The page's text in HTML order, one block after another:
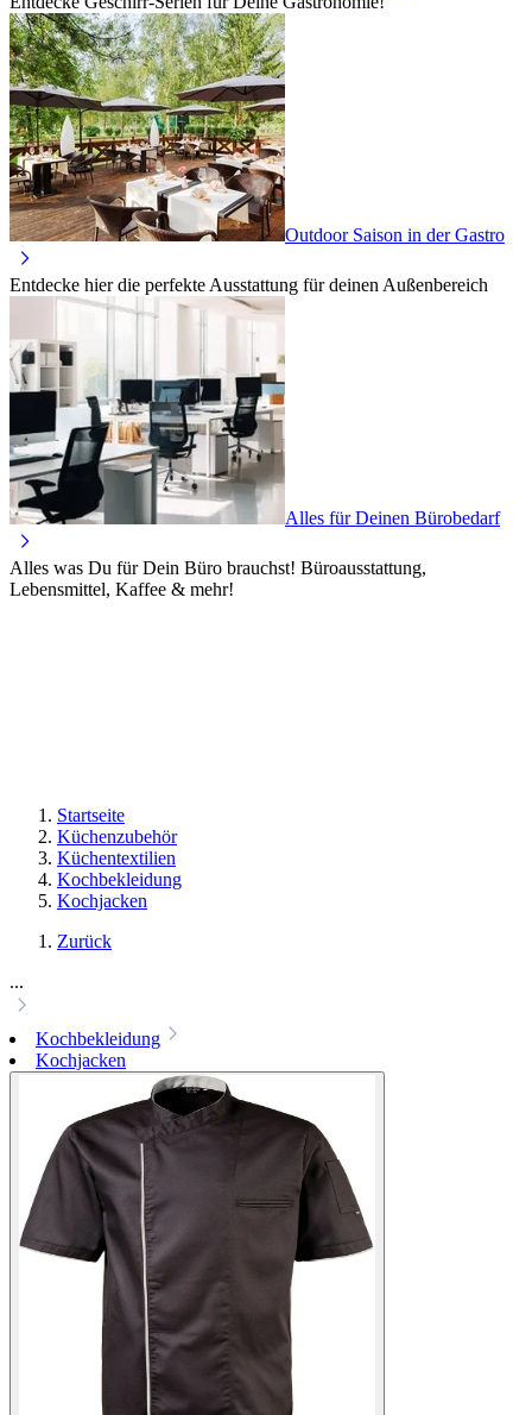
Outdoor Saison in der Gastro
Entdecke hier die perfekte Ausstattung für deinen Außenbereich
Alles für Deinen Bürobedarf
Alles was Du für Dein Büro brauchst! Büroausstattung,
Lebensmittel, Kaffee & mehr!
Startseite
Küchenzubehör
Küchentextilien
Kochbekleidung
Kochjacken
Zurück
...
Kochbekleidung
Kochjacken